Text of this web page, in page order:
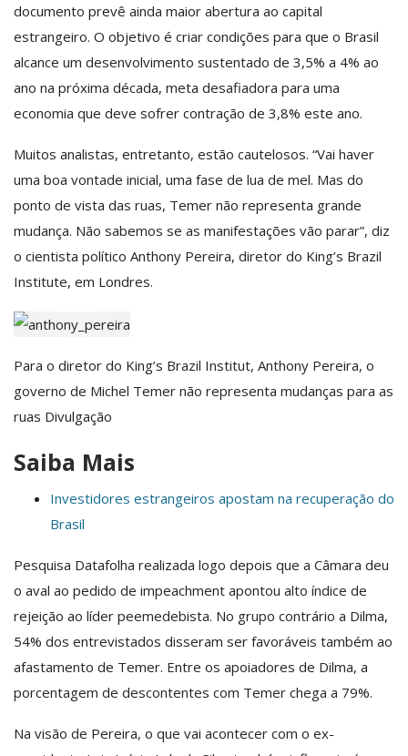
documento prevê ainda maior abertura ao capital
estrangeiro. O objetivo é criar condições para que o Brasil
alcance um desenvolvimento sustentado de 3,5% a 4% ao
ano na próxima década, meta desafiadora para uma
economia que deve sofrer contração de 3,8% este ano.
Muitos analistas, entretanto, estão cautelosos. “Vai haver
uma boa vontade inicial, uma fase de lua de mel. Mas do
ponto de vista das ruas, Temer não representa grande
mudança. Não sabemos se as manifestações vão parar”, diz
o cientista político Anthony Pereira, diretor do King’s Brazil
Institute, em Londres.
Para o diretor do King’s Brazil Institut, Anthony Pereira, o
governo de Michel Temer não representa mudanças para as
ruas Divulgação
Saiba Mais
Investidores estrangeiros apostam na recuperação do
Brasil
Pesquisa Datafolha realizada logo depois que a Câmara deu
o aval ao pedido de impeachment apontou alto índice de
rejeição ao líder peemedebista. No grupo contrário a Dilma,
54% dos entrevistados disseram ser favoráveis também ao
afastamento de Temer. Entre os apoiadores de Dilma, a
porcentagem de descontentes com Temer chega a 79%.
Na visão de Pereira, o que vai acontecer com o ex-